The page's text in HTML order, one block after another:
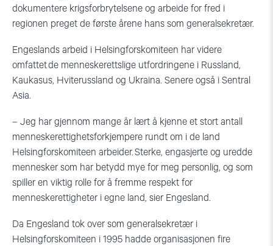
dokumentere krigsforbrytelsene og arbeide for fred i
regionen preget de første årene hans som generalsekretær.
Engeslands arbeid i Helsingforskomiteen har videre
omfattetde menneskerettslige utfordringene i Russland,
Kaukasus, Hviterussland og Ukraina. Senere også i Sentral
Asia.
– Jeg har gjennom mange år lært å kjenne et stort antall
menneskerettighetsforkjempere rundt om i de land
Helsingforskomiteen arbeider. Sterke, engasjerte og uredde
mennesker som har betydd mye for meg personlig, og som
spiller en viktig rolle for å fremme respekt for
menneskerettigheter i egne land, sier Engesland.
Da Engesland tok over som generalsekretær i
Helsingforskomiteen i 1995 hadde organisasjonen fire